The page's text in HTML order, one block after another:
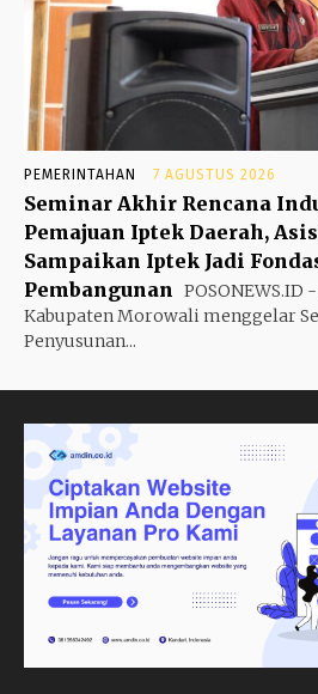
PEMERINTAHAN 7 AGUSTUS 2026
Seminar Akhir Rencana
Pemajuan Iptek Daerah,
Sampaikan Iptek Jadi
Pembangunan
Kabupaten Morowali menggelar
Penyusunan...